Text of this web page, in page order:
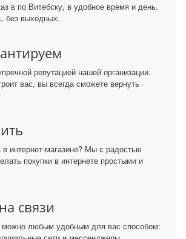
в по Витебску, в удобное время и день.
без выходных.
репутацией нашей организации.
вас, вы всегда сможете вернуть
интернет-магазине? Мы с радостью
покупки в интернете простыми и
связи
можно любым удобным для вас способом: